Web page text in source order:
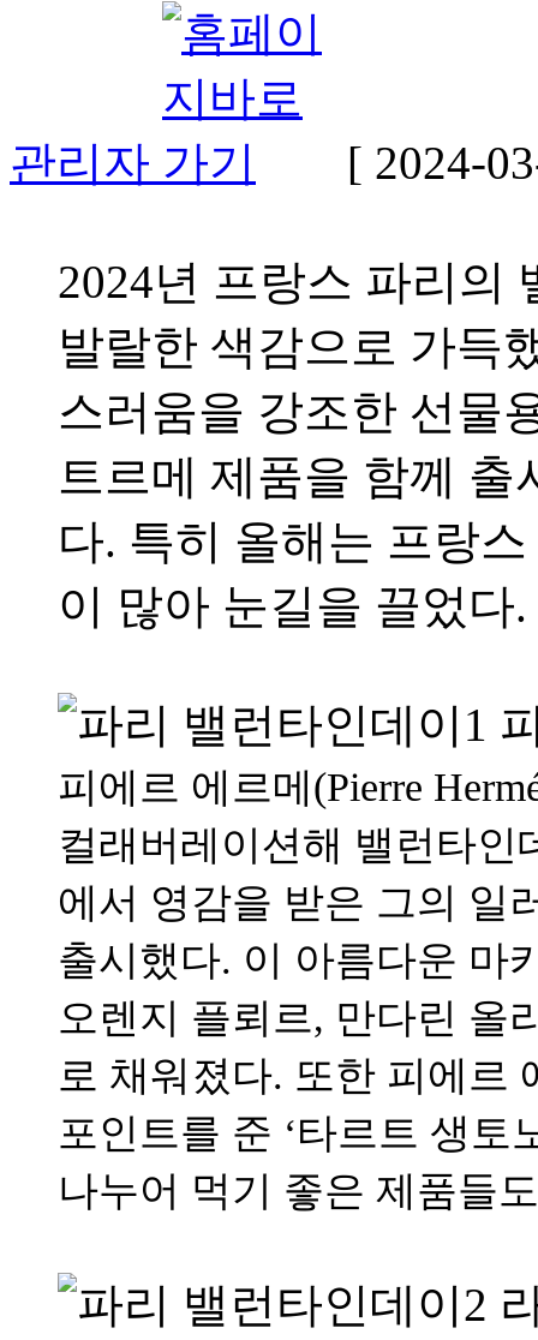
관리자 [ 2024-
2024년 프랑스 파리의
발랄한 색감으로 가득
스러움을 강조한 선물
트르메 제품을 함께 출
다. 특히 올해는 프랑
이 많아 눈길을 끌었다.
피에르 에르메(Pierre
컬래버레이션해 밸런타인
에서 영감을 받은 그의 일
출시했다. 이 아름다운 마
오렌지 플뢰르, 만다린 올
로 채워졌다. 또한 피에르
포인트를 준 ‘타르트 생토
나누어 먹기 좋은 제품들